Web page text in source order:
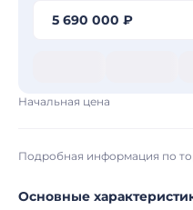
5 690 000 ₽
Начальная цена
Подробная информация по
Начало торгов:
Основные